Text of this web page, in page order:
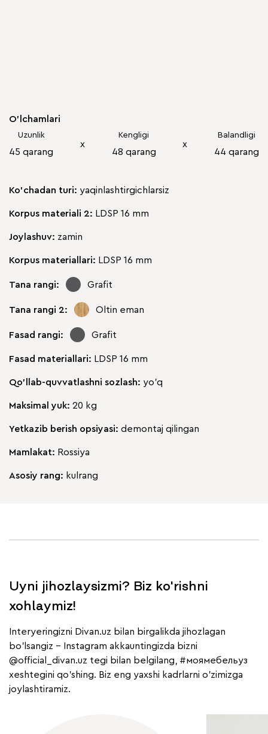
O'lchamlari
Uzunlik
45 qarang
х
Kengligi
48 qarang
х
Balandligi
44 qarang
Ko'chadan turi: yaqinlashtirgichlarsiz
Korpus materiali 2: LDSP 16 mm
Joylashuv: zamin
Korpus materiallari: LDSP 16 mm
Tana rangi: Grafit
Tana rangi 2: Oltin eman
Fasad rangi: Grafit
Fasad materiallari: LDSP 16 mm
Qo'llab-quvvatlashni sozlash: yo'q
Maksimal yuk: 20 kg
Yetkazib berish opsiyasi: demontaj qilingan
Mamlakat: Rossiya
Asosiy rang: kulrang
Uyni jihozlaysizmi? Biz ko'rishni
xohlaymiz!
Interyeringizni Divan.uz bilan birgalikda jihozlagan
bo'lsangiz - Instagram akkauntingizda bizni
@official_divan.uz tegi bilan belgilang, #моямебельуз
xeshtegini qo'shing. Biz eng yaxshi kadrlarni o'zimizga
joylashtiramiz.